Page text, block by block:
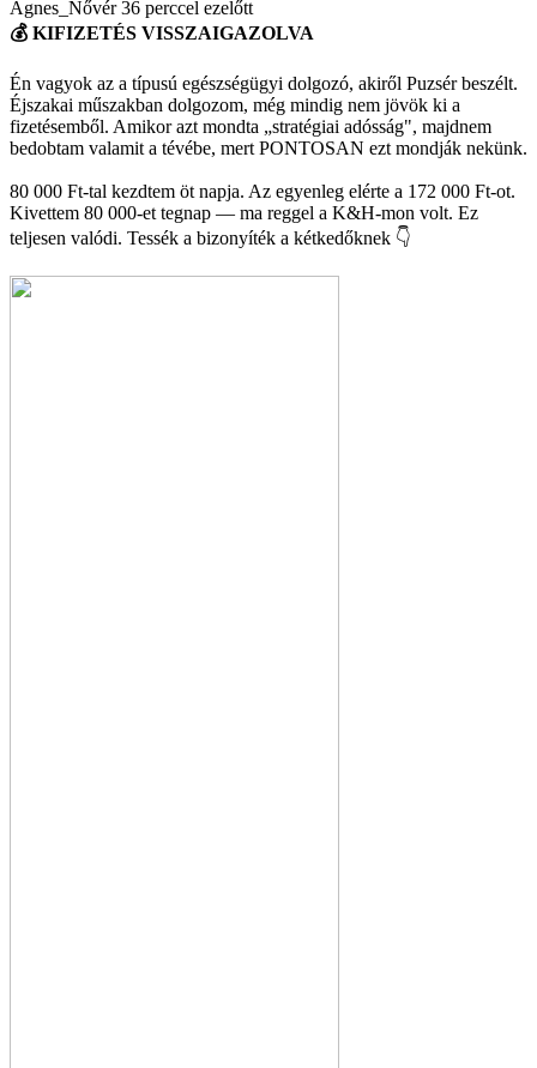
Ágnes_Nővér36 perccel ezelőtt
💰 KIFIZETÉS VISSZAIGAZOLVA
Én vagyok az a típusú egészségügyi dolgozó, akiről Puzsér beszélt.
Éjszakai műszakban dolgozom, még mindig nem jövök ki a
fizetésemből. Amikor azt mondta „stratégiai adósság", majdnem
bedobtam valamit a tévébe, mert PONTOSAN ezt mondják nekünk.
80 000 Ft-tal kezdtem öt napja. Az egyenleg elérte a 172 000 Ft-ot.
Kivettem 80 000-et tegnap — ma reggel a K&H-mon volt. Ez
teljesen valódi. Tessék a bizonyíték a kétkedőknek 👇